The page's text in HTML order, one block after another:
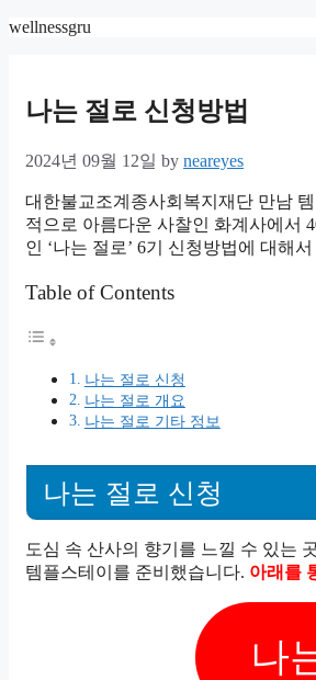
Skip
wellnessgru
나는 절로 신청방법
2024년 09월 12일 by neareyes
대한불교조계종사회복지재단 만남
적으로 아름다운 사찰인 화계사에서
인 ‘나는 절로’ 6기 신청방법에 대해
Table of Contents
나는 절로 신청
나는 절로 개요
나는 절로 기타 정보
나는 절로 신청
도심 속 산사의 향기를 느낄 수 있는
템플스테이를 준비했습니다. 아래를
나